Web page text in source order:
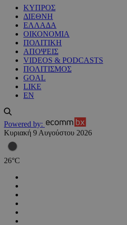
ΚΥΠΡΟΣ
ΔΙΕΘΝΗ
ΕΛΛΑΔΑ
ΟΙΚΟΝΟΜΙΑ
ΠΟΛΙΤΙΚΗ
ΑΠΟΨΕΙΣ
VIDEOS & PODCASTS
ΠΟΛΙΤΙΣΜΟΣ
GOAL
LIKE
EN
Powered by:
Κυριακή 9 Αυγούστου 2026
26°C